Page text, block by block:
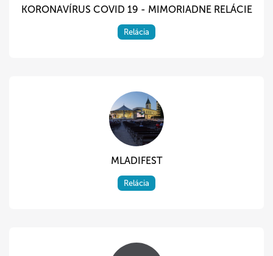
KORONAVÍRUS COVID 19 - MIMORIADNE RELÁCIE
Relácia
MLADIFEST
Relácia